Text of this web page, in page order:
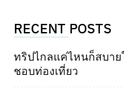
RECENT POSTS
ทริปไกลแค่ไหนก็สบาย
ชอบท่องเที่ยว